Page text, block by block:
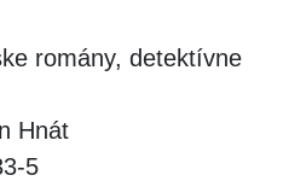
romány, detektívne
Hnát
5